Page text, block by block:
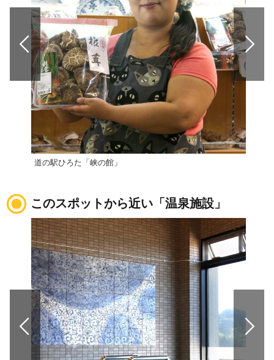
道の駅ひろた「峡の館」
このスポットから近い「温泉施設」